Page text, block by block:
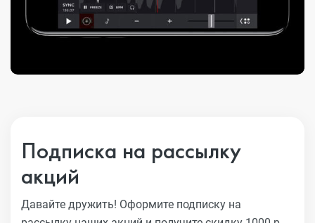
Подписка на рассылку
акций
Давайте дружить! Оформите подписку на